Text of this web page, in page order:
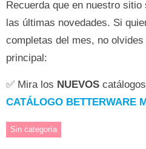
Recuerda que en nuestro
las últimas novedades. Si
completas del mes, no
principal:
✅ Mira los NUEVOS
CATÁLOGO BETTERWARE
Sin categoría